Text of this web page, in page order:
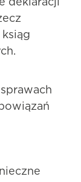
deklaracji